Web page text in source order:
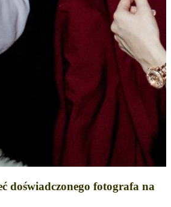
doświadczonego fotografa na